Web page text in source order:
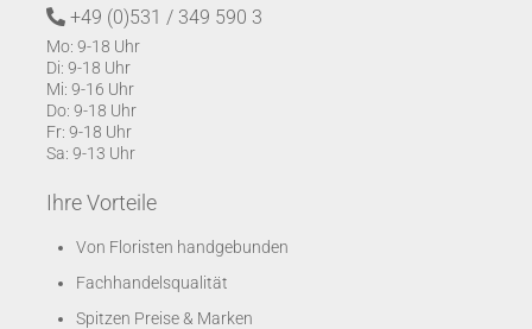
+49 (0)531 / 349 590 3
Mo: 9-18 Uhr
Di: 9-18 Uhr
Mi: 9-16 Uhr
Do: 9-18 Uhr
Fr: 9-18 Uhr
Sa: 9-13 Uhr
Ihre Vorteile
Von Floristen handgebunden
Fachhandelsqualität
Spitzen Preise & Marken